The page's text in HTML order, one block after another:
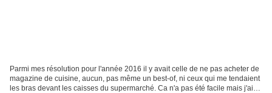
Parmi mes résolution pour l'année 2016 il y avait celle de ne pas acheter de
magazine de cuisine, aucun, pas même un best-of, ni ceux qui me tendaient
les bras devant les caisses du supermarché. Ca n'a pas été facile mais j'ai